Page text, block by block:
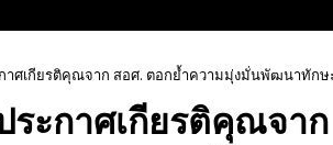
าศเกียรติคุณจาก สอศ. ตอกย้ำความมุ่งมั่นพัฒนาทักษ
ะกาศเกียรติคุณจา